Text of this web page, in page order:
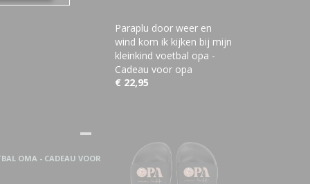
OMA - CADEAU VOOR
Paraplu door weer en
wind kom ik kijken bij mijn
kleinkind voetbal opa -
Cadeau voor opa
€ 22,95